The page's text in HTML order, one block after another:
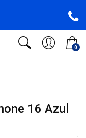
0
16 Azul